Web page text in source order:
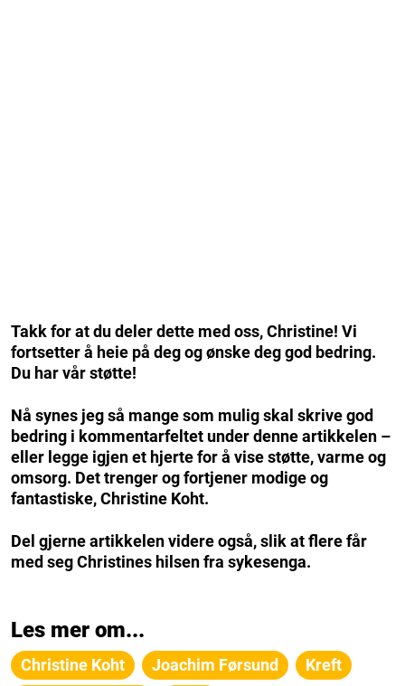
Takk for at du deler dette med oss, Christine! Vi
fortsetter å heie på deg og ønske deg god bedring.
Du har vår støtte!
Nå synes jeg så mange som mulig skal skrive god
bedring i kommentarfeltet under denne artikkelen –
eller legge igjen et hjerte for å vise støtte, varme og
omsorg. Det trenger og fortjener modige og
fantastiske, Christine Koht.
Del gjerne artikkelen videre også, slik at flere får
med seg Christines hilsen fra sykesenga.
Les mer om...
Christine Koht Joachim Førsund
Kreft